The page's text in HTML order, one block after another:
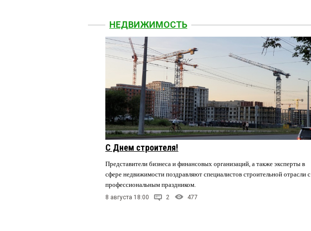
НЕДВИЖИМОСТЬ
С Днем строителя!
Представители бизнеса и финансовых организаций, а также эксперты в
сфере недвижимости поздравляют специалистов строительной отрасли с
профессиональным праздником.
8 августа 18:00 2 477